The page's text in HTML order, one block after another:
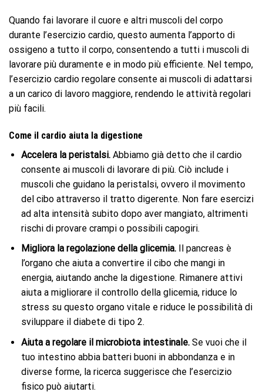
Quando fai lavorare il cuore e altri muscoli del corpo
durante l’esercizio cardio, questo aumenta l’apporto di
ossigeno a tutto il corpo, consentendo a tutti i muscoli di
lavorare più duramente e in modo più efficiente. Nel tempo,
l’esercizio cardio regolare consente ai muscoli di adattarsi
a un carico di lavoro maggiore, rendendo le attività regolari
più facili.
Come il cardio aiuta la digestione
Accelera la peristalsi. Abbiamo già detto che il cardio
consente ai muscoli di lavorare di più. Ciò include i
muscoli che guidano la peristalsi, ovvero il movimento
del cibo attraverso il tratto digerente. Non fare esercizi
ad alta intensità subito dopo aver mangiato, altrimenti
rischi di provare crampi o possibili capogiri.
Migliora la regolazione della glicemia.Il pancreas è
l’organo che aiuta a convertire il cibo che mangi in
energia, aiutando anche la digestione. Rimanere attivi
aiuta a migliorare il controllo della glicemia, riduce lo
stress su questo organo vitale e riduce le possibilità di
sviluppare il diabete di tipo 2.
Aiuta a regolare il microbiota intestinale.Se vuoi che il
tuo intestino abbia batteri buoni in abbondanza e in
diverse forme, la ricerca suggerisce che l’esercizio
fisico può aiutarti.